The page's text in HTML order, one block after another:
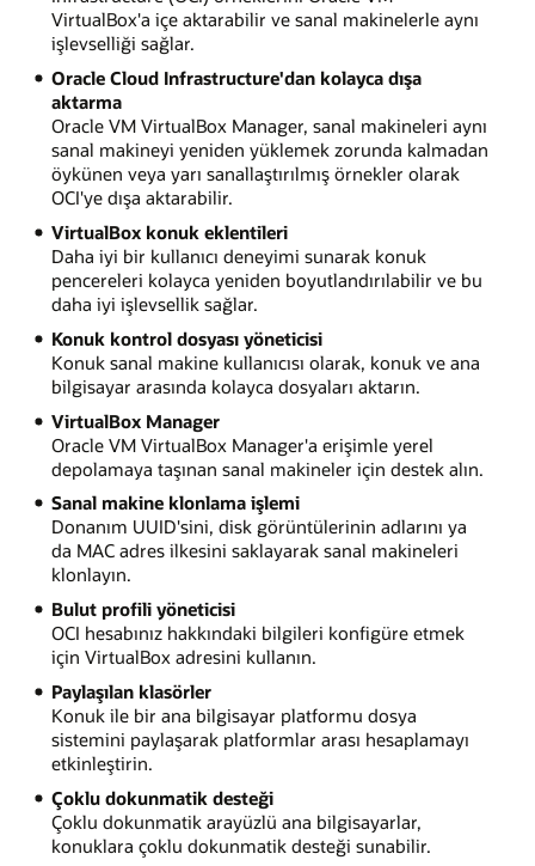
VirtualBox'a içe aktarabilir ve sanal makinelerle aynı
işlevselliği sağlar.
Oracle Cloud Infrastructure'dan kolayca dışa
aktarma
Oracle VM VirtualBox Manager, sanal makineleri aynı
sanal makineyi yeniden yüklemek zorunda kalmadan
öykünen veya yarı sanallaştırılmış örnekler olarak
OCI'ye dışa aktarabilir.
VirtualBox konuk eklentileri
Daha iyi bir kullanıcı deneyimi sunarak konuk
pencereleri kolayca yeniden boyutlandırılabilir ve bu
daha iyi işlevsellik sağlar.
Konuk kontrol dosyası yöneticisi
Konuk sanal makine kullanıcısı olarak, konuk ve ana
bilgisayar arasında kolayca dosyaları aktarın.
VirtualBox Manager
Oracle VM VirtualBox Manager'a erişimle yerel
depolamaya taşınan sanal makineler için destek alın.
Sanal makine klonlama işlemi
Donanım UUID'sini, disk görüntülerinin adlarını ya
da MAC adres ilkesini saklayarak sanal makineleri
klonlayın.
Bulut profili yöneticisi
OCI hesabınız hakkındaki bilgileri konfigüre etmek
için VirtualBox adresini kullanın.
Paylaşılan klasörler
Konuk ile bir ana bilgisayar platformu dosya
sistemini paylaşarak platformlar arası hesaplamayı
etkinleştirin.
Çoklu dokunmatik desteği
Çoklu dokunmatik arayüzlü ana bilgisayarlar,
konuklara çoklu dokunmatik desteği sunabilir.